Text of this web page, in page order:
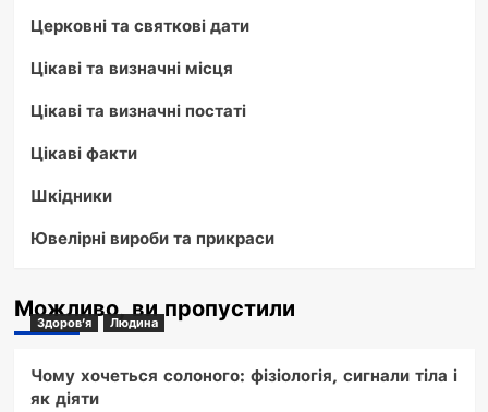
Церковні та святкові дати
Цікаві та визначні місця
Цікаві та визначні постаті
Цікаві факти
Шкідники
Ювелірні вироби та прикраси
Можливо, ви пропустили
Здоров'я Людина
Чому хочеться солоного: фізіологія, сигнали тіла і
як діяти